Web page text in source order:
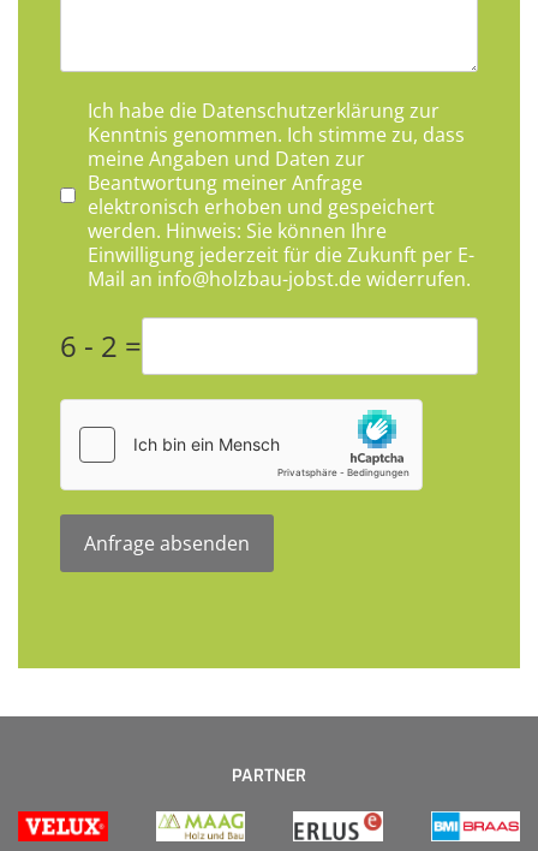
Datenschutzhinweis*
Ich habe die Datenschutzerklärungzur
Kenntnis genommen. Ich stimme zu, dass
meine Angaben und Daten zur
Beantwortung meiner Anfrage
elektronisch erhoben und gespeichert
werden. Hinweis: Sie können Ihre
Einwilligung jederzeit für die Zukunft per E-
Mail an info@holzbau-jobst.dewiderrufen.
6 - 2 =
hCaptcha
Anfrage absenden
PARTNER